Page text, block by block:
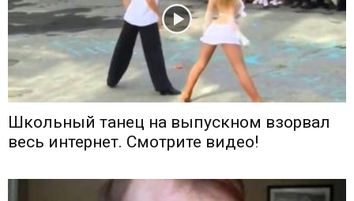
Школьный танец на выпускном взорвал
весь интернет. Смотрите видео!